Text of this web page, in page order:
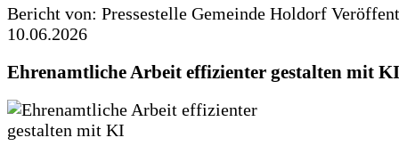
Bericht von: Pressestelle Gemeinde Holdorf
10.06.2026
Ehrenamtliche Arbeit effizienter gestalten mit KI